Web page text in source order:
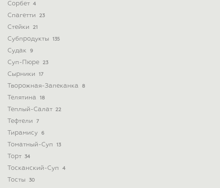
Сорбет 4
Спагетти 23
Стейки 21
Субпродукты 135
Судак 9
Суп-Пюре 23
Сырники 17
Творожная-Запеканка 8
Телятина 18
Теплый-Салат 22
Тефтели 7
Тирамису 6
Томатный-Суп 13
Торт 34
Тосканский-Суп 4
Тосты 30